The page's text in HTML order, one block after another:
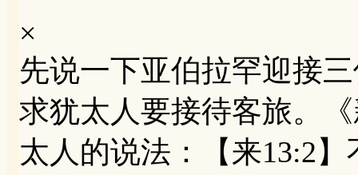
×
先说一下亚伯拉罕迎接
求犹太人要接待客旅。
太人的说法：【来13:2